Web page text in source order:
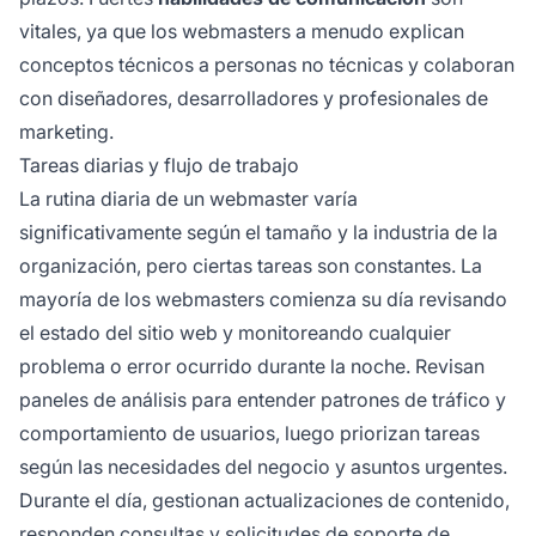
vitales, ya que los webmasters a menudo explican
conceptos técnicos a personas no técnicas y colaboran
con diseñadores, desarrolladores y profesionales de
marketing.
Tareas diarias y flujo de trabajo
La rutina diaria de un webmaster varía
significativamente según el tamaño y la industria de la
organización, pero ciertas tareas son constantes. La
mayoría de los webmasters comienza su día revisando
el estado del sitio web y monitoreando cualquier
problema o error ocurrido durante la noche. Revisan
paneles de análisis para entender patrones de tráfico y
comportamiento de usuarios, luego priorizan tareas
según las necesidades del negocio y asuntos urgentes.
Durante el día, gestionan actualizaciones de contenido,